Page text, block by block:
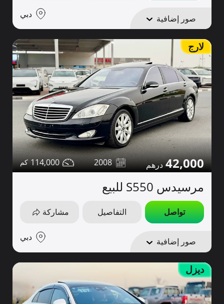
صور إضافية دبي
لارج
42,000
2008
114,000
مرسيدس S550 للبيع
تواصل التفاصيل مشاركة
صور إضافية دبي
ديزل